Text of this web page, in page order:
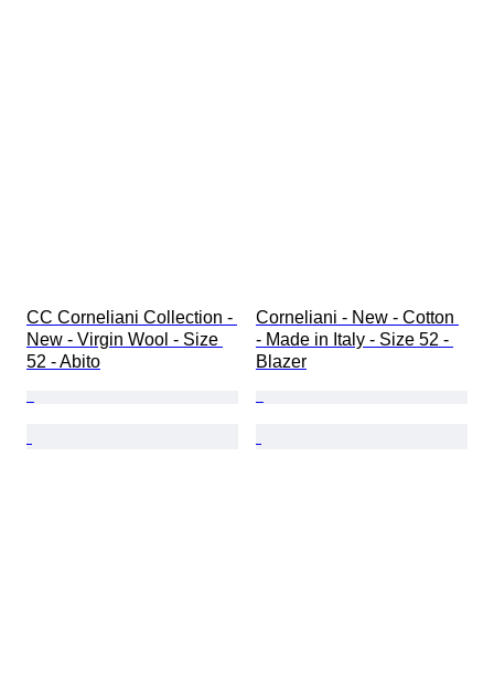
CC Corneliani Collection -
New - Virgin Wool - Size
52 - Abito
Corneliani - New - Cotton
- Made in Italy - Size 52 -
Blazer